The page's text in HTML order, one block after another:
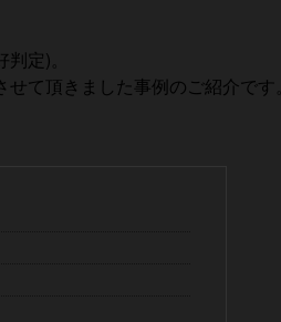
定)。
て頂きました事例のご紹介です。